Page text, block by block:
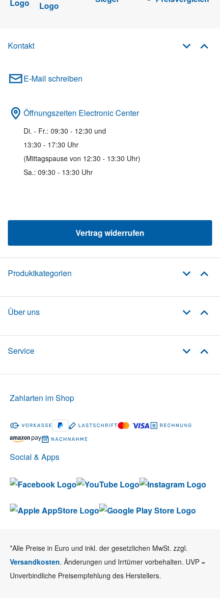
Kontakt
E-Mail schreiben
Öffnungszeiten Electronic Center
Di. - Fr.: 09:30 - 12:30 und
13:30 - 17:30 Uhr
(Mittagspause von 12:30 - 13:30 Uhr)
Sa.: 09:30 - 13:30 Uhr
Vertrag widerrufen
Produktkategorien
Über uns
Service
Social & Apps
Zahlarten im Shop
*Alle Preise in Euro und inkl. der gesetzlichen MwSt. zzgl.
Versandkosten. Änderungen und Irrtümer vorbehalten. UVP =
Unverbindliche Preisempfehlung des Herstellers.